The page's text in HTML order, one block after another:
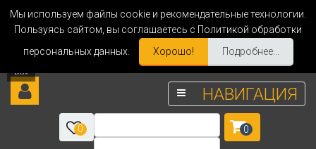
Мы используем файлы cookie и рекомендательные технологии.
Пользуясь сайтом, вы соглашаетесь с Политикой обработки
персональных данных.
Хорошо! Подробнее...
НАВИГАЦИЯ
0 0